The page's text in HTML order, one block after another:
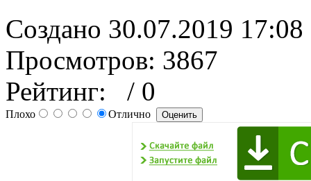
Создано 30.07.2019 17:08
Просмотров: 3867
Рейтинг:
/ 0
Плохо Отлично